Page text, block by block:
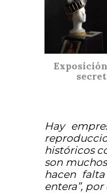
Hay
históricos
son
hacen
entera”,